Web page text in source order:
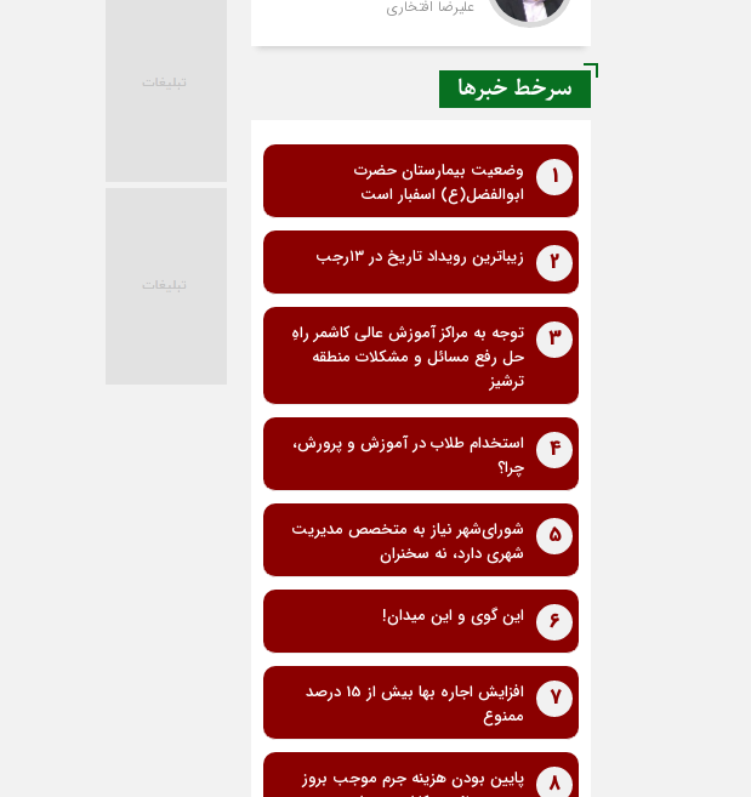
علیرضا افتخاری
سرخط خبرها
1
وضعیت بیمارستان حضرت
ابوالفضل(ع) اسفبار است
2 زیباترین رویداد تاریخ در ۱۳رجب
3
توجه به مراکز آموزش عالی کاشمر راهِ
حل رفع مسائل و مشکلات منطقه
ترشیز
4
استخدام طلاب در آموزش و پرورش،
چرا؟
5
شورای‌شهر نیاز به متخصص مدیریت
شهری دارد، نه سخنران
6 این گوی و این میدان!
7
افزایش اجاره بها بیش از 15 درصد
ممنوع
8
پایین بودن هزینه جرم موجب بروز